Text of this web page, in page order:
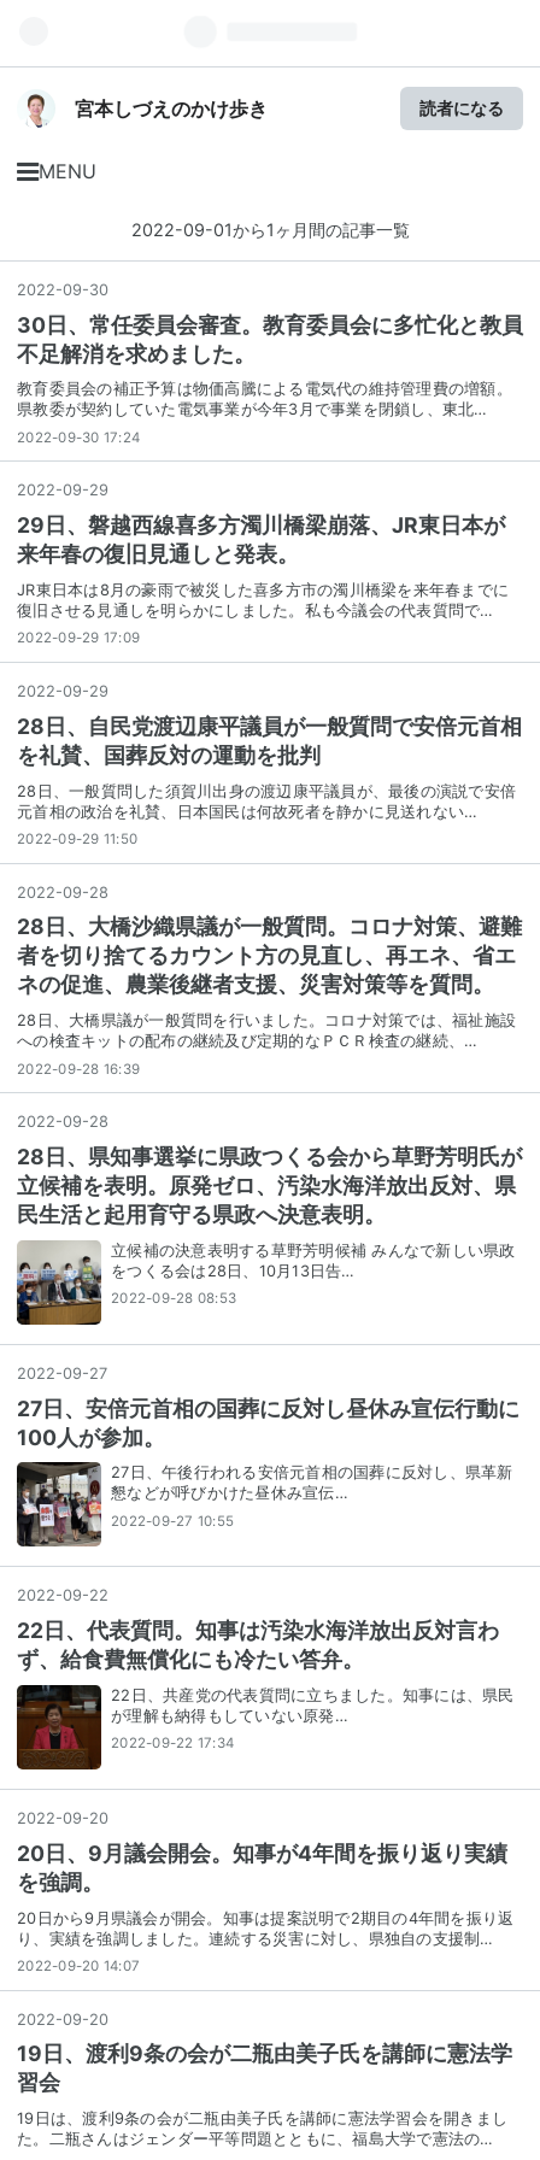
宮本しづえのかけ歩き 読者になる
MENU
2022-09-01から1ヶ月間の記事一覧
2022-09-30
30日、常任委員会審査。教育委員会に多忙化と教員
不足解消を求めました。
教育委員会の補正予算は物価高騰による電気代の維持管理費の増額。
県教委が契約していた電気事業が今年3月で事業を閉鎖し、東北…
2022-09-30 17:24
2022-09-29
29日、磐越西線喜多方濁川橋梁崩落、JR東日本が
来年春の復旧見通しと発表。
JR東日本は8月の豪雨で被災した喜多方市の濁川橋梁を来年春までに
復旧させる見通しを明らかにしました。私も今議会の代表質問で…
2022-09-29 17:09
2022-09-29
28日、自民党渡辺康平議員が一般質問で安倍元首相
を礼賛、国葬反対の運動を批判
28日、一般質問した須賀川出身の渡辺康平議員が、最後の演説で安倍
元首相の政治を礼賛、日本国民は何故死者を静かに見送れない…
2022-09-29 11:50
2022-09-28
28日、大橋沙織県議が一般質問。コロナ対策、避難
者を切り捨てるカウント方の見直し、再エネ、省エ
ネの促進、農業後継者支援、災害対策等を質問。
28日、大橋県議が一般質問を行いました。コロナ対策では、福祉施設
への検査キットの配布の継続及び定期的なＰＣＲ検査の継続、…
2022-09-28 16:39
2022-09-28
28日、県知事選挙に県政つくる会から草野芳明氏が
立候補を表明。原発ゼロ、汚染水海洋放出反対、県
民生活と起用育守る県政へ決意表明。
立候補の決意表明する草野芳明候補 みんなで新しい県政
をつくる会は28日、10月13日告…
2022-09-28 08:53
2022-09-27
27日、安倍元首相の国葬に反対し昼休み宣伝行動に
100人が参加。
27日、午後行われる安倍元首相の国葬に反対し、県革新
懇などが呼びかけた昼休み宣伝…
2022-09-27 10:55
2022-09-22
22日、代表質問。知事は汚染水海洋放出反対言わ
ず、給食費無償化にも冷たい答弁。
22日、共産党の代表質問に立ちました。知事には、県民
が理解も納得もしていない原発…
2022-09-22 17:34
2022-09-20
20日、9月議会開会。知事が4年間を振り返り実績
を強調。
20日から9月県議会が開会。知事は提案説明で2期目の4年間を振り返
り、実績を強調しました。連続する災害に対し、県独自の支援制…
2022-09-20 14:07
2022-09-20
19日、渡利9条の会が二瓶由美子氏を講師に憲法学
習会
19日は、渡利9条の会が二瓶由美子氏を講師に憲法学習会を開きまし
た。二瓶さんはジェンダー平等問題とともに、福島大学で憲法の…